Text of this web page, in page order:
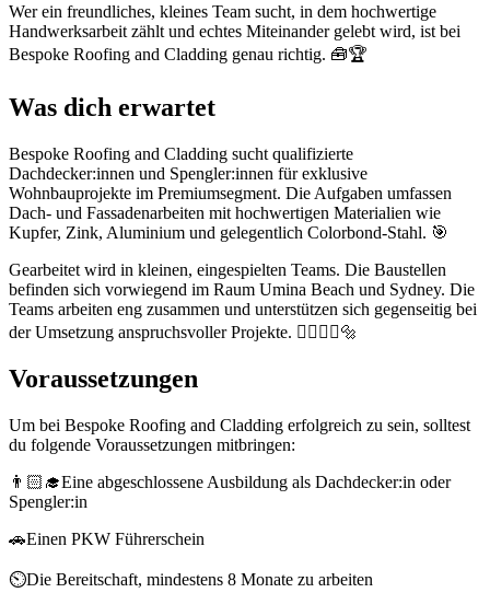
Wer ein freundliches, kleines Team sucht, in dem hochwertige
Handwerksarbeit zählt und echtes Miteinander gelebt wird, ist bei
Bespoke Roofing and Cladding genau richtig. 🧰🏆
Was dich erwartet
Bespoke Roofing and Cladding sucht qualifizierte
Dachdecker:innen und Spengler:innen für exklusive
Wohnbauprojekte im Premiumsegment. Die Aufgaben umfassen
Dach- und Fassadenarbeiten mit hochwertigen Materialien wie
Kupfer, Zink, Aluminium und gelegentlich Colorbond-Stahl. 🎯
Gearbeitet wird in kleinen, eingespielten Teams. Die Baustellen
befinden sich vorwiegend im Raum Umina Beach und Sydney. Die
Teams arbeiten eng zusammen und unterstützen sich gegenseitig bei
der Umsetzung anspruchsvoller Projekte. 👷‍♂️👷‍♀️🔩
Voraussetzungen
Um bei Bespoke Roofing and Cladding erfolgreich zu sein, solltest
du folgende Voraussetzungen mitbringen:
👨🏻‍🎓Eine abgeschlossene Ausbildung als Dachdecker:in oder
Spengler:in
🚗Einen PKW Führerschein
⏲️Die Bereitschaft, mindestens 8 Monate zu arbeiten